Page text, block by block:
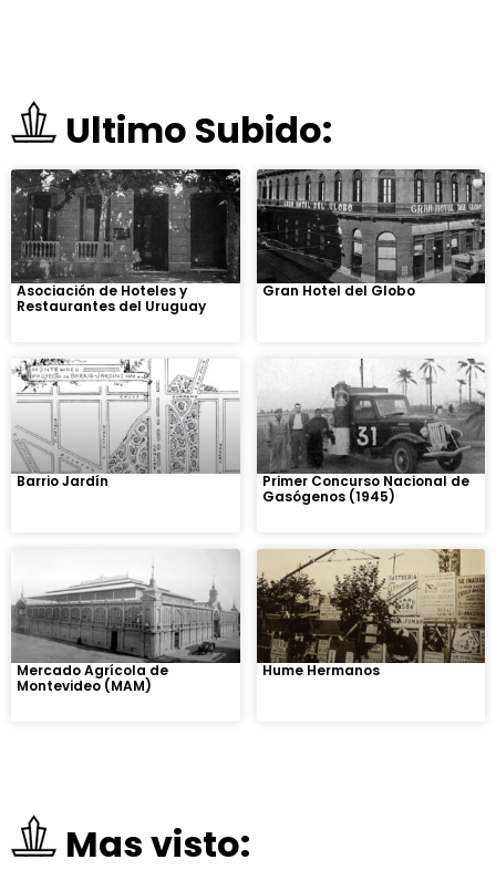
Ultimo Subido:
Asociación de Hoteles y
Restaurantes del Uruguay
Gran Hotel del Globo
Barrio Jardín
Primer Concurso Nacional de
Gasógenos (1945)
Mercado Agrícola de
Montevideo (MAM)
Hume Hermanos
Mas visto: